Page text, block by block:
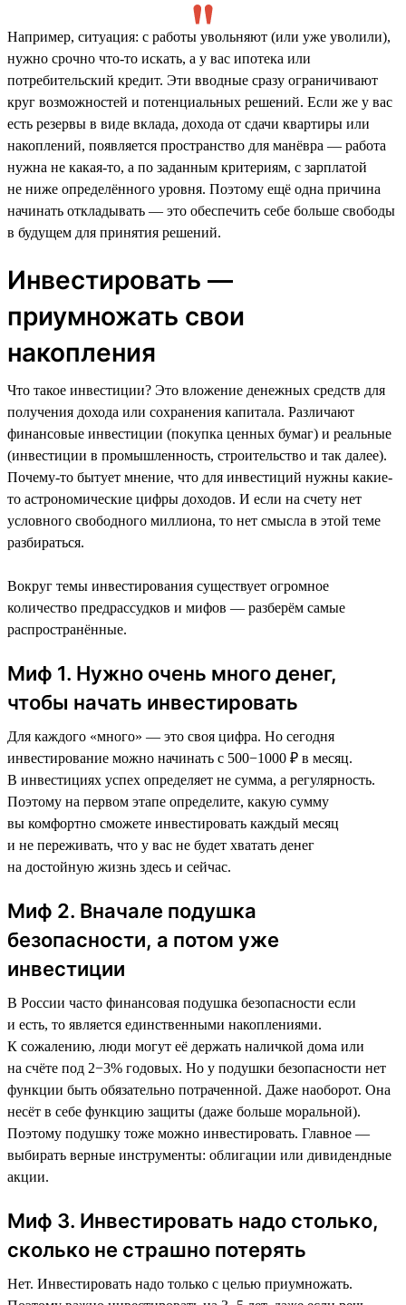
Например, ситуация: с работы увольняют (или уже уволили),
нужно срочно что-то искать, а у вас ипотека или
потребительский кредит. Эти вводные сразу ограничивают
круг возможностей и потенциальных решений. Если же у вас
есть резервы в виде вклада, дохода от сдачи квартиры или
накоплений, появляется пространство для манёвра — работа
нужна не какая-то, а по заданным критериям, с зарплатой
не ниже определённого уровня. Поэтому ещё одна причина
начинать откладывать — это обеспечить себе больше свободы
в будущем для принятия решений.
Инвестировать —
приумножать свои
накопления
Что такое инвестиции? Это вложение денежных средств для
получения дохода или сохранения капитала. Различают
финансовые инвестиции (покупка ценных бумаг) и реальные
(инвестиции в промышленность, строительство и так далее).
Почему-то бытует мнение, что для инвестиций нужны какие-
то астрономические цифры доходов. И если на счету нет
условного свободного миллиона, то нет смысла в этой теме
разбираться.
Вокруг темы инвестирования существует огромное
количество предрассудков и мифов — разберём самые
распространённые.
Миф 1. Нужно очень много денег,
чтобы начать инвестировать
Для каждого «много» — это своя цифра. Но сегодня
инвестирование можно начинать с 500−1000 ₽ в месяц.
В инвестициях успех определяет не сумма, а регулярность.
Поэтому на первом этапе определите, какую сумму
вы комфортно сможете инвестировать каждый месяц
и не переживать, что у вас не будет хватать денег
на достойную жизнь здесь и сейчас.
Миф 2. Вначале подушка
безопасности, а потом уже
инвестиции
В России часто финансовая подушка безопасности если
и есть, то является единственными накоплениями.
К сожалению, люди могут её держать наличкой дома или
на счёте под 2−3% годовых. Но у подушки безопасности нет
функции быть обязательно потраченной. Даже наоборот. Она
несёт в себе функцию защиты (даже больше моральной).
Поэтому подушку тоже можно инвестировать. Главное —
выбирать верные инструменты: облигации или дивидендные
акции.
Миф 3. Инвестировать надо столько,
сколько не страшно потерять
Нет. Инвестировать надо только с целью приумножать.